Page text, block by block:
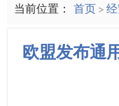
当前位置： 首页 >
欧盟发布通